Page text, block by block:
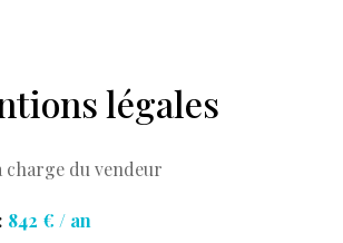
légales
charge du vendeur
842 € / an